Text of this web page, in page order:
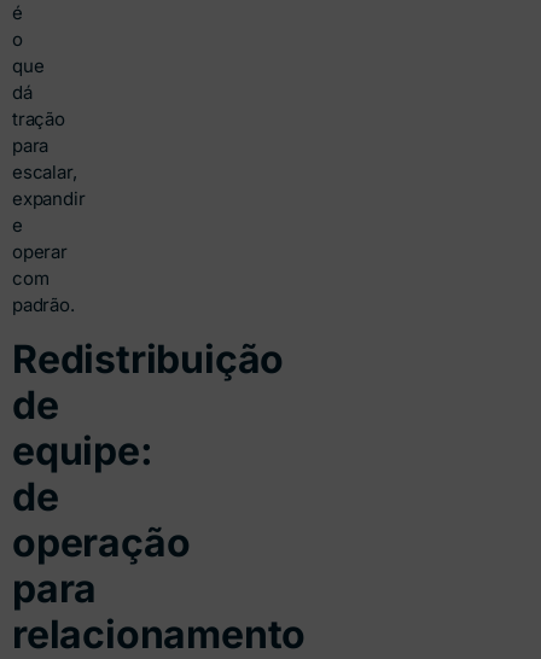
é
o
que
dá
tração
para
escalar,
expandir
e
operar
com
padrão.
Redistribuição
de
equipe:
de
operação
para
relacionamento